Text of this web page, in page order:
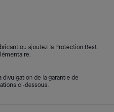
ou ajoutez la Protection Best
divulgation de la garantie de
ci-dessous.